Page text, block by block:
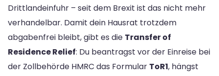
Drittlandeinfuhr – seit dem Brexit ist das nicht mehr
verhandelbar. Damit dein Hausrat trotzdem
abgabenfrei bleibt, gibt es die Transfer of
Residence Relief: Du beantragst vor der Einreise bei
der Zollbehörde HMRC das Formular ToR1, hängst